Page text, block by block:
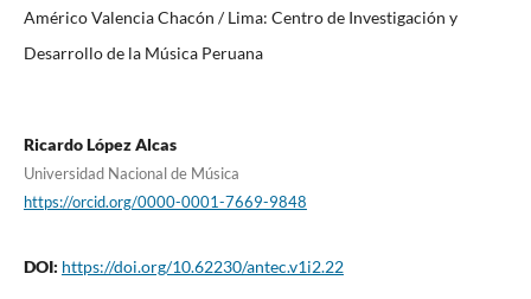
Américo Valencia Chacón / Lima: Centro de Investigación y
Desarrollo de la Música Peruana
Ricardo López Alcas
Universidad Nacional de Música
https://orcid.org/0000-0001-7669-9848
DOI: https://doi.org/10.62230/antec.v1i2.22